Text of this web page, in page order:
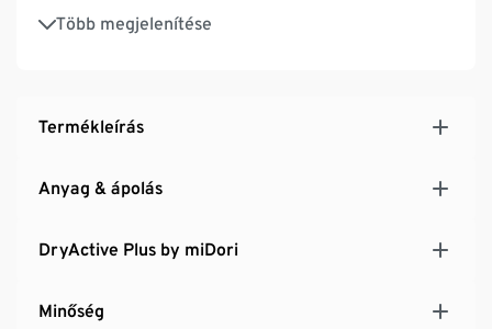
Több megjelenítése
Különösen lapos varrás
Puha, rugalmas anyag Creora® szálakkal – kellően
hőszigetelő
Termékleírás
Anyag & ápolás
DryActive Plus by miDori
Minőség